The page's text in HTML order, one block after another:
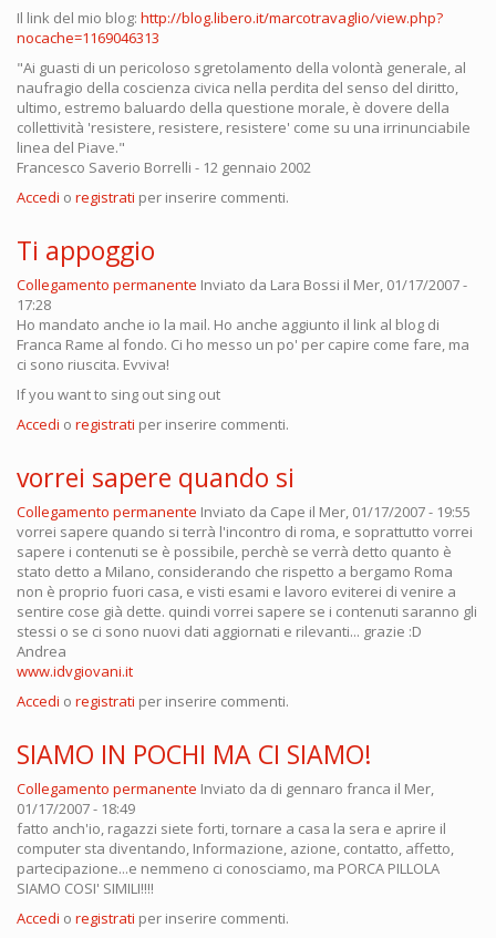
Il link del mio blog: http://blog.libero.it/marcotravaglio/view.php?
nocache=1169046313
"Ai guasti di un pericoloso sgretolamento della volontà generale, al
naufragio della coscienza civica nella perdita del senso del diritto,
ultimo, estremo baluardo della questione morale, è dovere della
collettività 'resistere, resistere, resistere' come su una irrinunciabile
linea del Piave."
Francesco Saverio Borrelli - 12 gennaio 2002
Accedi o registrati per inserire commenti.
Ti appoggio
Collegamento permanente Inviato da Lara Bossi il Mer, 01/17/2007 -
17:28
Ho mandato anche io la mail. Ho anche aggiunto il link al blog di
Franca Rame al fondo. Ci ho messo un po' per capire come fare, ma
ci sono riuscita. Evviva!
If you want to sing out sing out
Accedi o registrati per inserire commenti.
vorrei sapere quando si
Collegamento permanente Inviato da Cape il Mer, 01/17/2007 - 19:55
vorrei sapere quando si terrà l'incontro di roma, e soprattutto vorrei
sapere i contenuti se è possibile, perchè se verrà detto quanto è
stato detto a Milano, considerando che rispetto a bergamo Roma
non è proprio fuori casa, e visti esami e lavoro eviterei di venire a
sentire cose già dette. quindi vorrei sapere se i contenuti saranno gli
stessi o se ci sono nuovi dati aggiornati e rilevanti... grazie :D
Andrea
www.idvgiovani.it
Accedi o registrati per inserire commenti.
SIAMO IN POCHI MA CI SIAMO!
Collegamento permanente Inviato da di gennaro franca il Mer,
01/17/2007 - 18:49
fatto anch'io, ragazzi siete forti, tornare a casa la sera e aprire il
computer sta diventando, Informazione, azione, contatto, affetto,
partecipazione...e nemmeno ci conosciamo, ma PORCA PILLOLA
SIAMO COSI' SIMILI!!!!
Accedi o registrati per inserire commenti.